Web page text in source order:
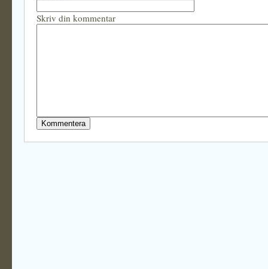
Skriv din kommentar